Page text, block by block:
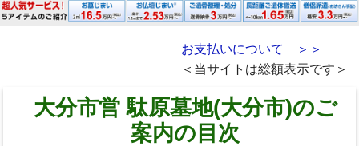
お支払いについて ＞＞
＜当サイトは総額表示です＞
大分市営 駄原墓地(大分市)のご
案内の目次